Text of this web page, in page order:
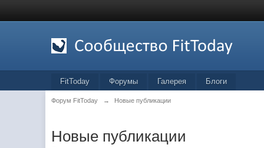
FitToday Форумы Галерея Блоги
Форум FitToday → Новые публикации
Новые публикации